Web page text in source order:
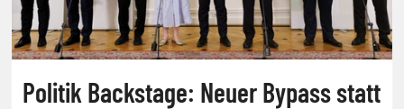
Politik Backstage: Neuer Bypass statt